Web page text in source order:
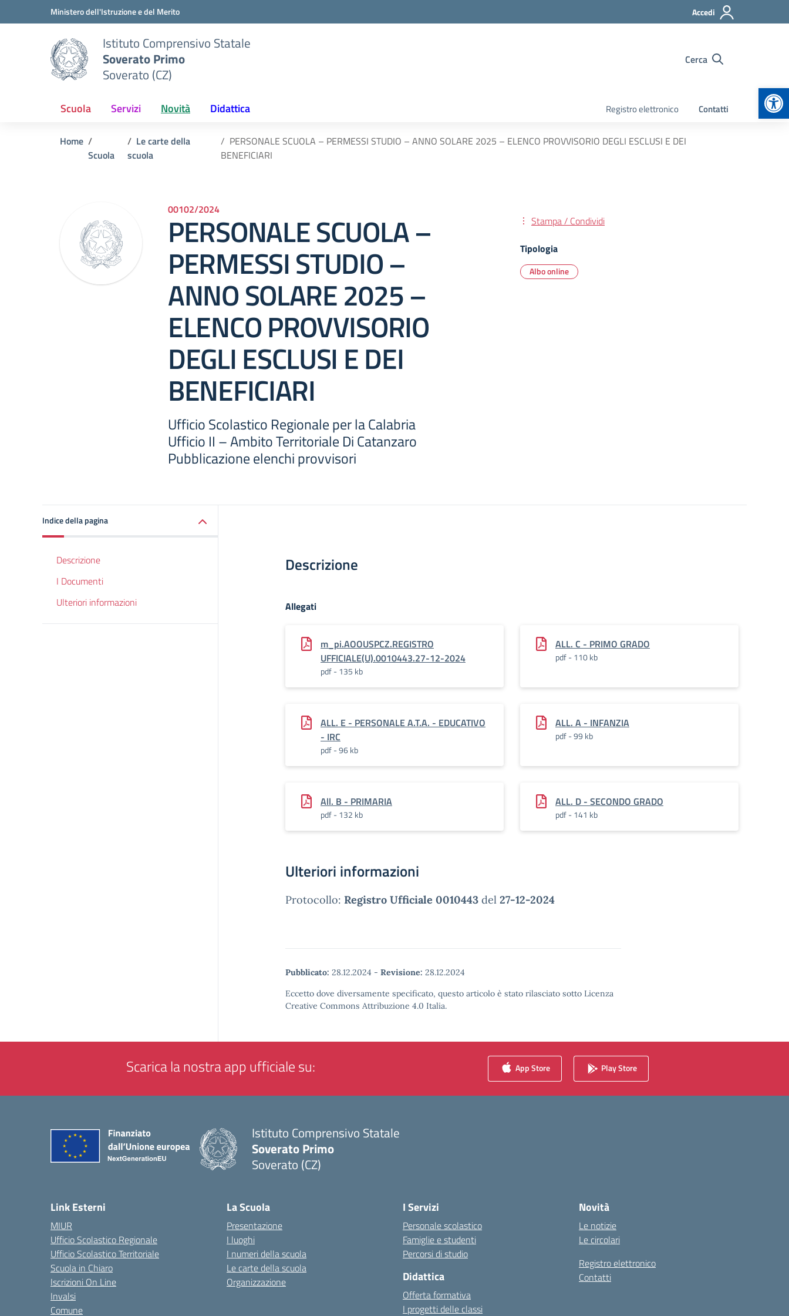
Vai ai contenuti
Vai al menu di navigazioneMinistero dell'Istruzione e del Merito Accedi
Istituto Comprensivo Statale
Soverato Primo
Soverato (CZ)
Cerca
Scuola Servizi Novità Didattica Registro elettronico Contatti
Home
Scuola
Le carte della
scuola
PERSONALE SCUOLA – PERMESSI STUDIO – ANNO SOLARE 2025 – ELENCO PROVVISORIO DEGLI ESCLUSI E DEI
BENEFICIARI
00102/2024
PERSONALE SCUOLA –
PERMESSI STUDIO –
ANNO SOLARE 2025 –
ELENCO PROVVISORIO
DEGLI ESCLUSI E DEI
BENEFICIARI
Ufficio Scolastico Regionale per la Calabria
Ufficio II – Ambito Territoriale Di Catanzaro
Pubblicazione elenchi provvisori
Stampa / Condividi
Tipologia
Albo online
Indice della pagina
Descrizione
I Documenti
Ulteriori informazioni
Descrizione
Allegati
m_pi.AOOUSPCZ.REGISTRO
UFFICIALE(U).0010443.27-12-2024
pdf - 135 kb
ALL. C - PRIMO GRADO
pdf - 110 kb
ALL. E - PERSONALE A.T.A. - EDUCATIVO
- IRC
pdf - 96 kb
ALL. A - INFANZIA
pdf - 99 kb
All. B - PRIMARIA
pdf - 132 kb
ALL. D - SECONDO GRADO
pdf - 141 kb
Ulteriori informazioni
Protocollo: Registro Ufficiale 0010443 del 27-12-2024
Pubblicato: 28.12.2024 - Revisione: 28.12.2024
Eccetto dove diversamente specificato, questo articolo è stato rilasciato sotto Licenza
Creative Commons Attribuzione 4.0 Italia.
Scarica la nostra app ufficiale su: App Store Play Store
Istituto Comprensivo Statale
Soverato Primo
Soverato (CZ)
Link Esterni
MIUR
Ufficio Scolastico Regionale
Ufficio Scolastico Territoriale
Scuola in Chiaro
Iscrizioni On Line
Invalsi
Comune
La Scuola
Presentazione
I luoghi
I numeri della scuola
Le carte della scuola
Organizzazione
I Servizi
Personale scolastico
Famiglie e studenti
Percorsi di studio
Didattica
Offerta formativa
I progetti delle classi
Novità
Le notizie
Le circolari
Registro elettronico
Contatti